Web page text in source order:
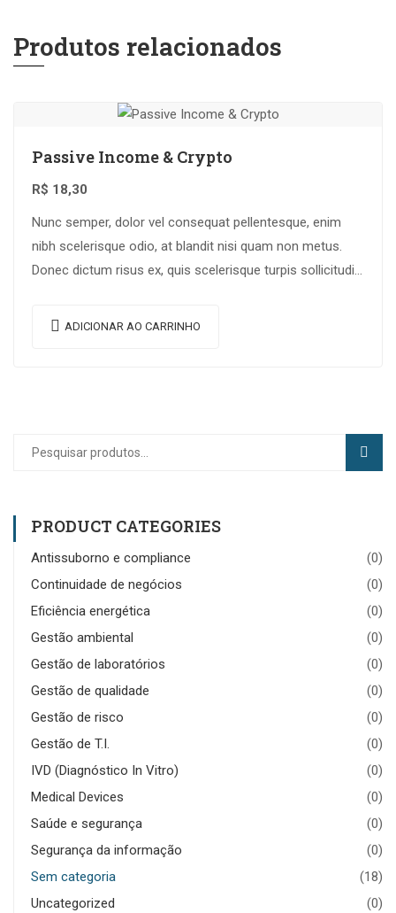
Produtos relacionados
Passive Income & Crypto
R$ 18,30
Nunc semper, dolor vel consequat pellentesque, enim
nibh scelerisque odio, at blandit nisi quam non metus.
Donec dictum risus ex, quis scelerisque turpis sollicitudin
ADICIONAR AO CARRINHO
PRODUCT CATEGORIES
Antissuborno e compliance
(0)
Continuidade de negócios
(0)
Eficiência energética
(0)
Gestão ambiental
(0)
Gestão de laboratórios
(0)
Gestão de qualidade
(0)
Gestão de risco
(0)
Gestão de T.I.
(0)
IVD (Diagnóstico In Vitro)
(0)
Medical Devices
(0)
Saúde e segurança
(0)
Segurança da informação
(0)
Sem categoria
(18)
Uncategorized
(0)